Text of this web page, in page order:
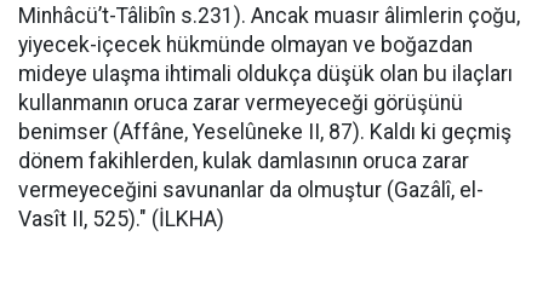
Minhâcü’t-Tâlibîn s.231). Ancak muasır âlimlerin çoğu,
yiyecek-içecek hükmünde olmayan ve boğazdan
mideye ulaşma ihtimali oldukça düşük olan bu ilaçları
kullanmanın oruca zarar vermeyeceği görüşünü
benimser (Affâne, Yeselûneke II, 87). Kaldı ki geçmiş
dönem fakihlerden, kulak damlasının oruca zarar
vermeyeceğini savunanlar da olmuştur (Gazâlî, el-
Vasît II, 525)." (İLKHA)